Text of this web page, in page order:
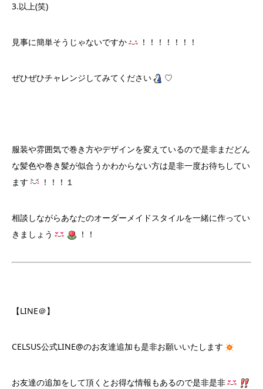
3.以上(笑)
見事に簡単そうじゃないですか ！！！！！！！
ぜひぜひチャレンジしてみてください ♡
服装や雰囲気で巻き方やデザインを変えているので是非まだどん
な髪色や巻き髪が似合うかわからない方は是非一度お待ちしてい
ます
！！！１
相談しながらあなたのオーダーメイドスタイルを一緒に作ってい
きましょう
！！
【LINE＠】
CELSUS公式LINE@のお友達追加も是非お願いいたします
お友達の追加をして頂くとお得な情報もあるので是非是非